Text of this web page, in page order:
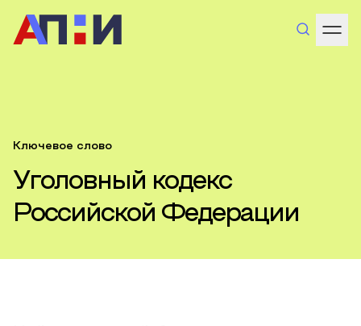
Ключевое слово
Уголовный кодекс
Российской Федерации